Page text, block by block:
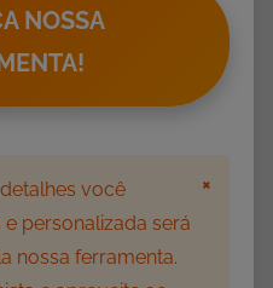
NOSSA
você
personalizada será
nossa ferramenta.
×